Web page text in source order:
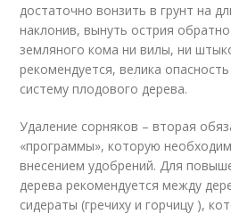
достаточно вонзить в грунт на
наклонив, вынуть острия
земляного кома ни вилы, ни
рекомендуется, велика
систему плодового дерева.
Удаление сорняков – вторая
«программы», которую
внесением удобрений. Для
дерева рекомендуется между
сидераты (гречиху и горчицу ),